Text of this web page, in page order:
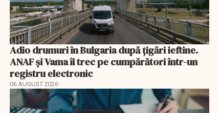
Adio drumuri în Bulgaria după țigări ieftine.
ANAF și Vama îi trec pe cumpărători într-un
registru electronic
06 AUGUST 2026